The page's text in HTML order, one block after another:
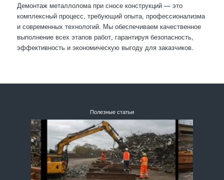
Демонтаж металлолома при сносе конструкций — это
комплексный процесс, требующий опыта, профессионализма
и современных технологий. Мы обеспечиваем качественное
выполнение всех этапов работ, гарантируя безопасность,
эффективность и экономическую выгоду для заказчиков.
Полезные статьи